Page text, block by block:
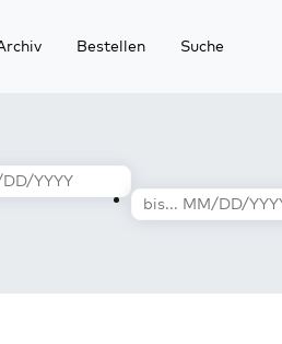
Bestellen Suche